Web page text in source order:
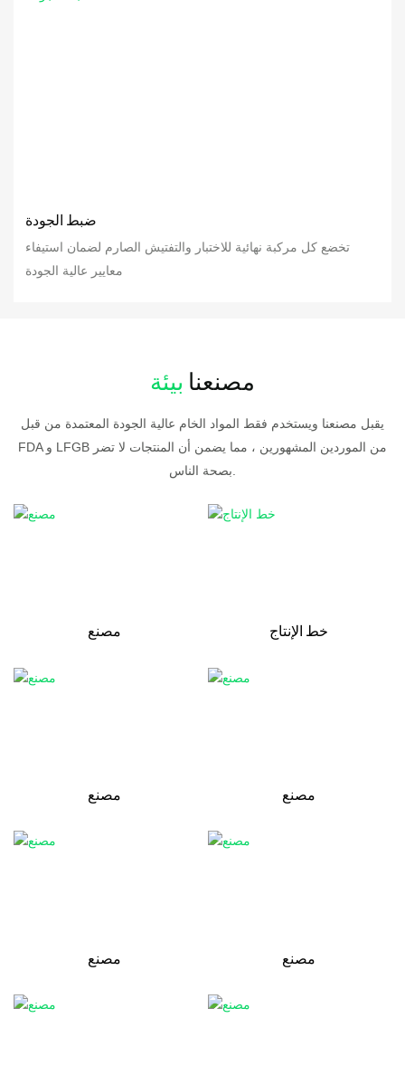
ضبط الجودة
تخضع كل مركبة نهائية للاختبار والتفتيش الصارم لضمان استيفاء
معايير عالية الجودة
مصنعنا بيئة
يقبل مصنعنا ويستخدم فقط المواد الخام عالية الجودة المعتمدة من قبل
FDA و LFGB من الموردين المشهورين ، مما يضمن أن المنتجات لا تضر
مصنع خط الإنتاج
مصنع مصنع
مصنع مصنع